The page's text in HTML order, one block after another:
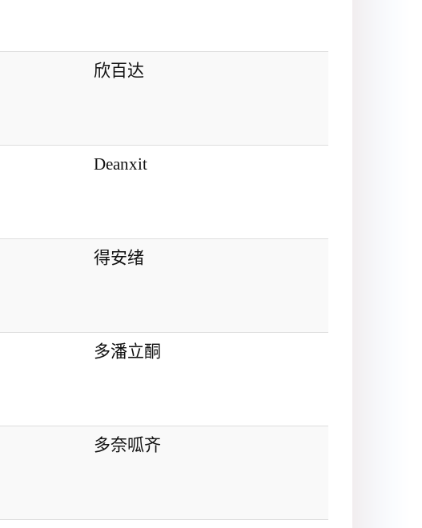
欣百达
Deanxit
得安绪
多潘立酮
多奈呱齐